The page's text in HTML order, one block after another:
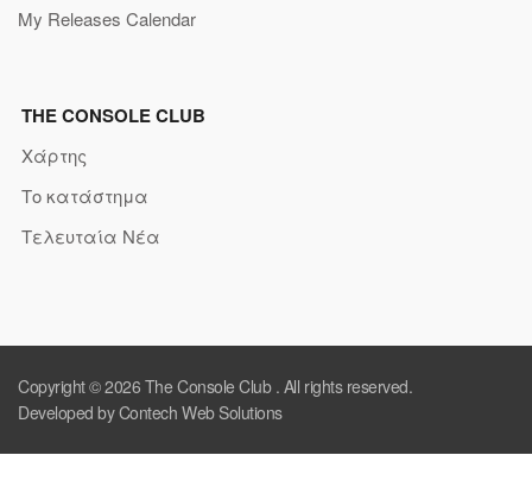
My Releases Calendar
THE CONSOLE CLUB
Χάρτης
Το κατάστημα
Τελευταία Νέα
Copyright © 2026 The Console Club. All rights reserved.
Developed by Contech Web Solutions